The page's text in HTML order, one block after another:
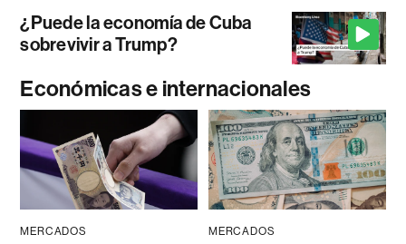
¿Puede la economía de Cuba
sobrevivir a Trump?
Económicas e internacionales
MERCADOS MERCADOS